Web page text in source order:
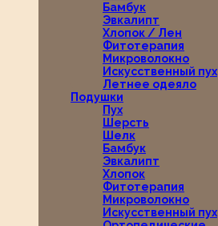
Бамбук
Эвкалипт
Хлопок / Лен
Фитотерапия
Микроволокно
Искусственный пух
Летнее одеяло
Подушки
Пух
Шерсть
Шелк
Бамбук
Эвкалипт
Хлопок
Фитотерапия
Микроволокно
Искусственный пух